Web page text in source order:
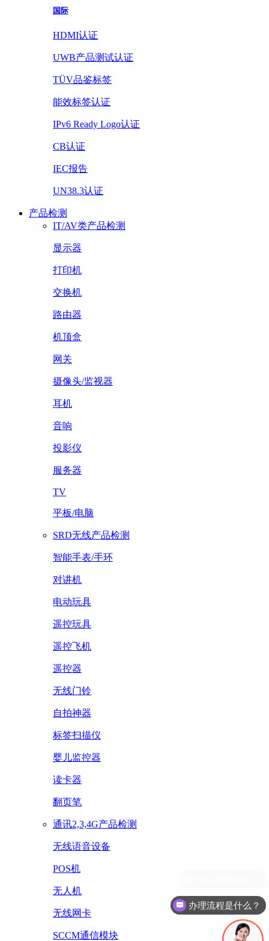
国际
HDMI认证
UWB产品测试认证
TÜV品鉴标签
能效标签认证
IPv6 Ready Logo认证
CB认证
IEC报告
UN38.3认证
产品检测
IT/AV类产品检测
显示器
打印机
交换机
路由器
机顶盒
网关
摄像头/监视器
耳机
音响
投影仪
服务器
TV
平板/电脑
SRD无线产品检测
智能手表/手环
对讲机
电动玩具
遥控玩具
遥控飞机
遥控器
无线门铃
自拍神器
标签扫描仪
婴儿监控器
读卡器
翻页笔
通讯2,3,4G产品检测
无线语音设备
POS机
无人机
无线网卡
SCCM通信模块
办理流程是什么？